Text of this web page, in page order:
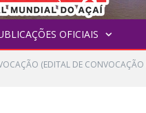
OFICIAIS
(EDITAL DE